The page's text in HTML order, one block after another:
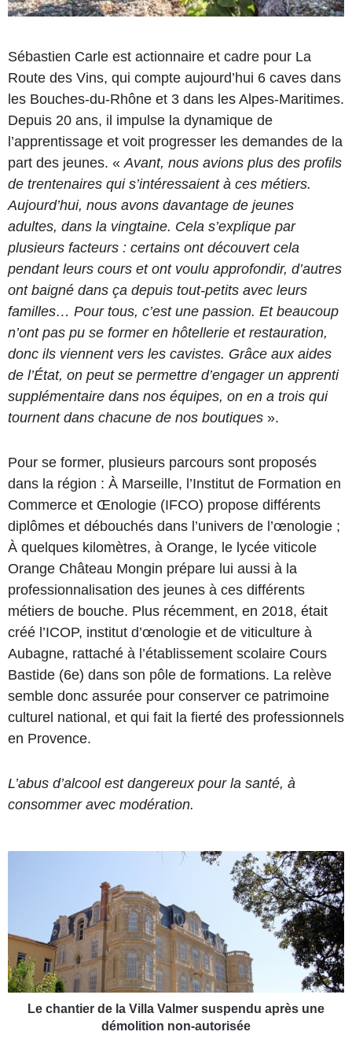
Sébastien Carle est actionnaire et cadre pour La
Route des Vins, qui compte aujourd’hui 6 caves dans
les Bouches-du-Rhône et 3 dans les Alpes-Maritimes.
Depuis 20 ans, il impulse la dynamique de
l’apprentissage et voit progresser les demandes de la
part des jeunes. «Avant, nous avions plus des profils
de trentenaires qui s’intéressaient à ces métiers.
Aujourd’hui, nous avons davantage de jeunes
adultes, dans la vingtaine. Cela s’explique par
plusieurs facteurs : certains ont découvert cela
pendant leurs cours et ont voulu approfondir, d’autres
ont baigné dans ça depuis tout-petits avec leurs
familles… Pour tous, c’est une passion. Et beaucoup
n’ont pas pu se former en hôtellerie et restauration,
donc ils viennent vers les cavistes. Grâce aux aides
de l’État, on peut se permettre d’engager un apprenti
supplémentaire dans nos équipes, on en a trois qui
tournent dans chacune de nos boutiques ».
Pour se former, plusieurs parcours sont proposés
dans la région : À Marseille, l’Institut de Formation en
Commerce et Œnologie (IFCO) propose différents
diplômes et débouchés dans l’univers de l’œnologie ;
À quelques kilomètres, à Orange, le lycée viticole
Orange Château Mongin prépare lui aussi à la
professionnalisation des jeunes à ces différents
métiers de bouche. Plus récemment, en 2018, était
créé l’ICOP, institut d’œnologie et de viticulture à
Aubagne, rattaché à l’établissement scolaire Cours
Bastide (6e) dans son pôle de formations. La relève
semble donc assurée pour conserver ce patrimoine
culturel national, et qui fait la fierté des professionnels
en Provence.
L’abus d’alcool est dangereux pour la santé, à
consommer avec modération.
n
t
i
e
Le chantier de la Villa Valmer suspendu après une
démolition non-autorisée